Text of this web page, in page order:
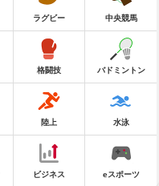
ラグビー 中央競馬
格闘技 バドミントン
陸上 水泳
ビジネス eスポーツ